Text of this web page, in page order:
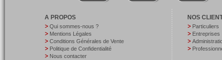
A PROPOS
Qui sommes-nous ?
Mentions Légales
Conditions Générales de Vente
Politique de Confidentialité
Nous contacter
NOS
Particuliers
Entreprises